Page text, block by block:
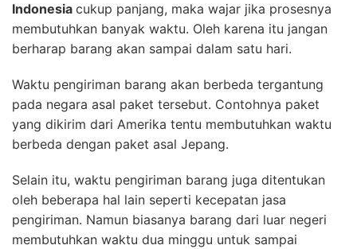
Indonesia cukup panjang, maka wajar jika prosesnya
membutuhkan banyak waktu. Oleh karena itu jangan
berharap barang akan sampai dalam satu hari.
Waktu pengiriman barang akan berbeda tergantung
pada negara asal paket tersebut. Contohnya paket
yang dikirim dari Amerika tentu membutuhkan waktu
berbeda dengan paket asal Jepang.
Selain itu, waktu pengiriman barang juga ditentukan
oleh beberapa hal lain seperti kecepatan jasa
pengiriman. Namun biasanya barang dari luar negeri
membutuhkan waktu dua minggu untuk sampai